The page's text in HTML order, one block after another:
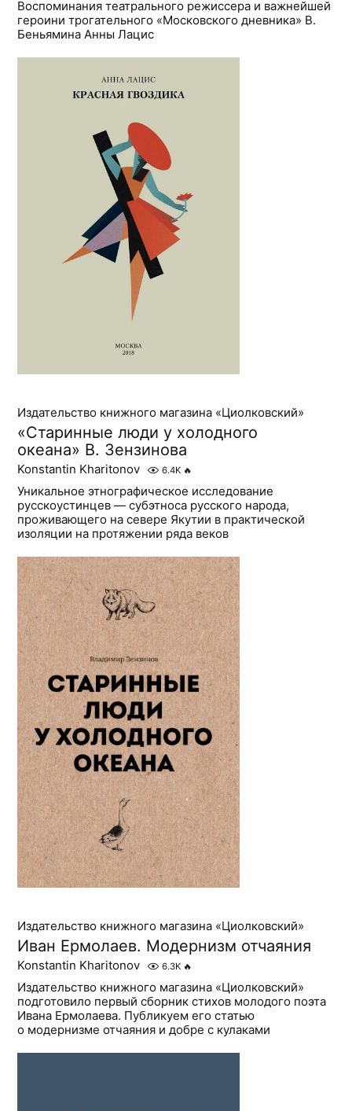
Воспоминания театрального режиссера и важнейшей
героини трогательного «Московского дневника» В.
Беньямина Анны Лацис
Издательство книжного магазина «Циолковский»
«Старинные люди у холодного
океана» В. Зензинова
Konstantin Kharitonov 6.4K 🔥
Уникальное этнографическое исследование
русскоустинцев — субэтноса русского народа,
проживающего на севере Якутии в практической
изоляции на протяжении ряда веков
Издательство книжного магазина «Циолковский»
Иван Ермолаев. Модернизм отчаяния
Konstantin Kharitonov 6.3K 🔥
Издательство книжного магазина «Циолковский»
подготовило первый сборник стихов молодого поэта
Ивана Ермолаева. Публикуем его статью
о модернизме отчаяния и добре с кулаками